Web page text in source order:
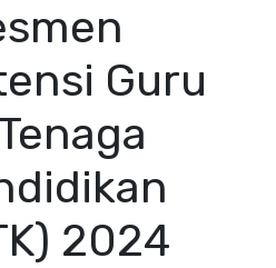
Guru
2024